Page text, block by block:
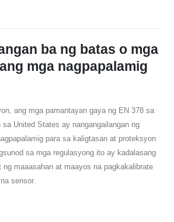
ba ng batas o mga
mga nagpapalamig
ang mga pamantayan gaya ng EN 378 sa
sa United States ay nangangailangan ng
para sa kaligtasan at proteksyon
sa mga regulasyong ito ay kadalasang
ng maaasahan at maayos na pagkakalibrate
sensor.